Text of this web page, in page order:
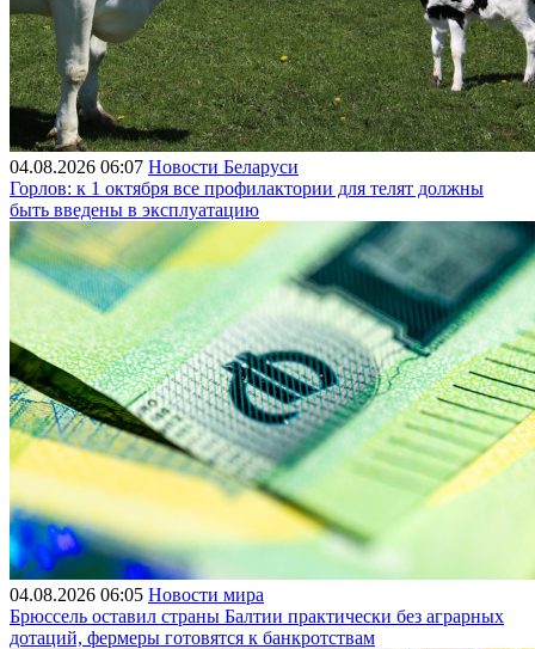
04.08.2026 06:07 Новости Беларуси
Горлов: к 1 октября все профилактории для телят должны
быть введены в эксплуатацию
04.08.2026 06:05 Новости мира
Брюссель оставил страны Балтии практически без аграрных
дотаций, фермеры готовятся к банкротствам